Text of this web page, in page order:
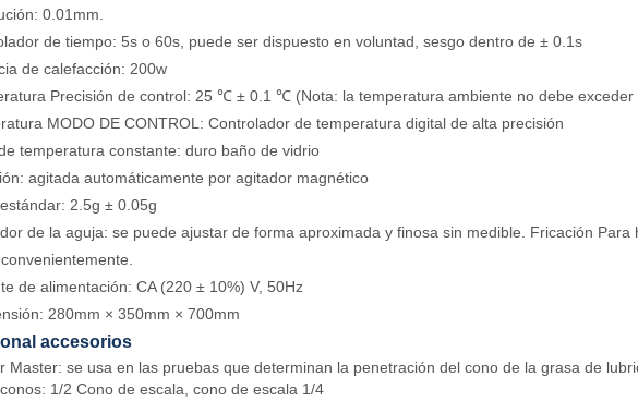
0.01mm.
de tiempo: 5s o 60s, puede ser dispuesto en voluntad, sesgo dentro de ± 0.1s
de calefacción: 200w
Precisión de control: 25 ℃ ± 0.1 ℃ (Nota: la temperatura ambiente no debe
MODO DE CONTROL: Controlador de temperatura digital de alta precisión
temperatura constante: duro baño de vidrio
agitada automáticamente por agitador magnético
2.5g ± 0.05g
de la aguja: se puede ajustar de forma aproximada y finosa sin medible. Fricación Para
de alimentación: CA (220 ± 10%) V, 50Hz
280mm × 350mm × 700mm
accesorios
Master: se usa en las pruebas que determinan la penetración del cono de la grasa de
1/2 Cono de escala, cono de escala 1/4